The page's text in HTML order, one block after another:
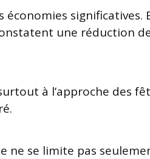
significatives.
une réduction
à l’approche des
ne se limite pas